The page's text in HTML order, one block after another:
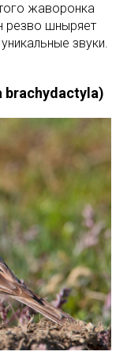
жаворонка
резво шныряет
звуки.